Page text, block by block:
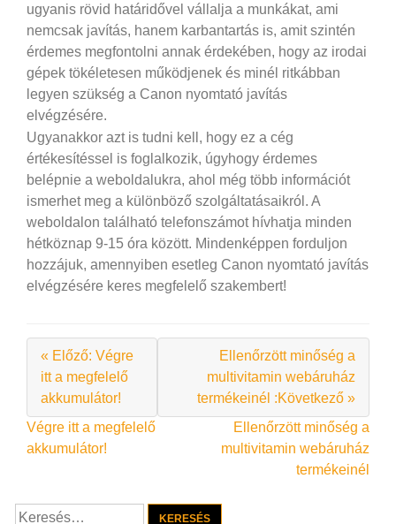
ugyanis rövid határidővel vállalja a munkákat, ami
nemcsak javítás, hanem karbantartás is, amit szintén
érdemes megfontolni annak érdekében, hogy az irodai
gépek tökéletesen működjenek és minél ritkábban
legyen szükség a Canon nyomtató javítás
elvégzésére.
Ugyanakkor azt is tudni kell, hogy ez a cég
értékesítéssel is foglalkozik, úgyhogy érdemes
belépnie a weboldalukra, ahol még több információt
ismerhet meg a különböző szolgáltatásaikról. A
weboldalon található telefonszámot hívhatja minden
hétköznap 9-15 óra között. Mindenképpen forduljon
hozzájuk, amennyiben esetleg Canon nyomtató javítás
elvégzésére keres megfelelő szakembert!
« Előző: Végre
itt a megfelelő
akkumulátor!
Ellenőrzött minőség a
multivitamin webáruház
termékeinél :Következő »
Bejegyzés
navigáció
Végre itt a megfelelő
akkumulátor!
Ellenőrzött minőség a
multivitamin webáruház
termékeinél
Keresés: